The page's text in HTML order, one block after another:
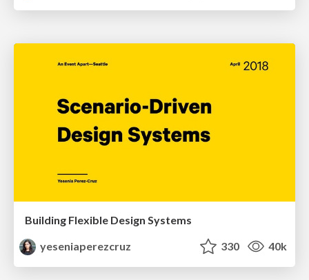
Building Flexible Design Systems
yeseniaperezcruz
330 40k